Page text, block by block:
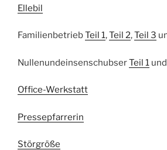
Ellebil
FamilienbetriebTeil 1,Teil 2,Teil 3
NullenundeinsenschubserTeil 1 und
Office-Werkstatt
Pressepfarrerin
Störgröße